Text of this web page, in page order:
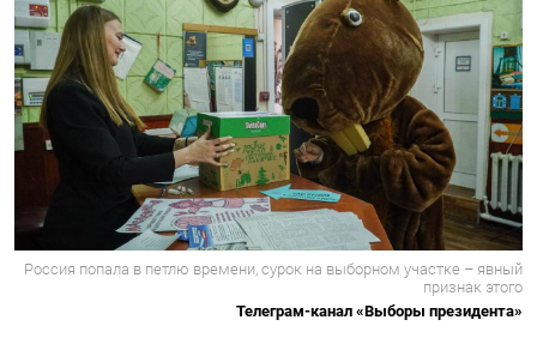
Россия попала в петлю времени, сурок на выборном участке – явный
признак этого
Телеграм-канал «Выборы президента»